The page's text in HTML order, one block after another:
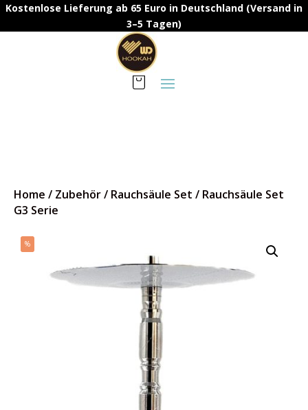
Kostenlose Lieferung ab 65 Euro in Deutschland (Versand in
3–5 Tagen)
Home / Zubehör/ Rauchsäule Set / Rauchsäule Set
G3 Serie
%